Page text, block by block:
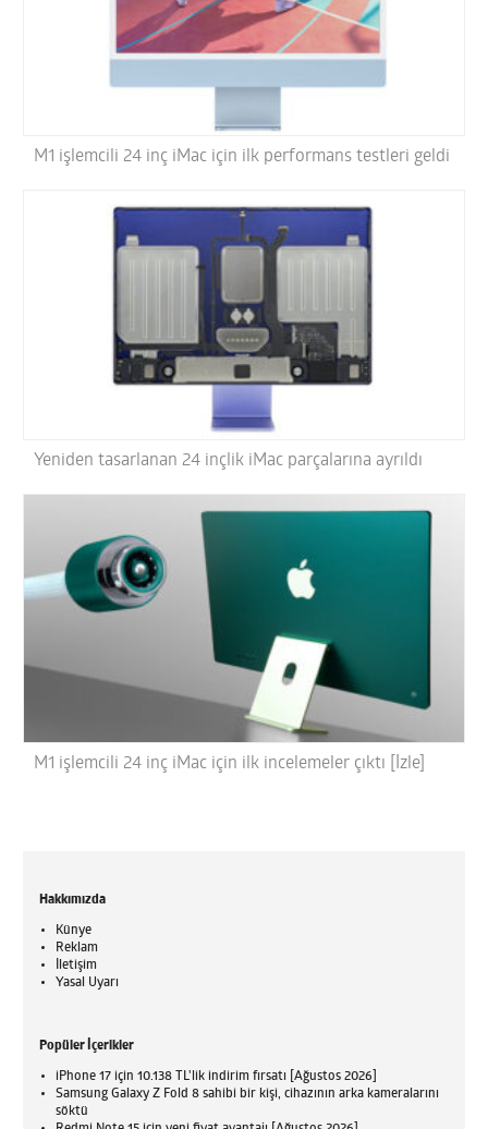
M1 işlemcili 24 inç iMac için ilk performans testleri geldi
Yeniden tasarlanan 24 inçlik iMac parçalarına ayrıldı
M1 işlemcili 24 inç iMac için ilk incelemeler çıktı [İzle]
Hakkımızda
Künye
Reklam
İletişim
Yasal Uyarı
Popüler İçerikler
iPhone 17 için 10.138 TL'lik indirim fırsatı [Ağustos 2026]
Samsung Galaxy Z Fold 8 sahibi bir kişi, cihazının arka kameralarını
söktü